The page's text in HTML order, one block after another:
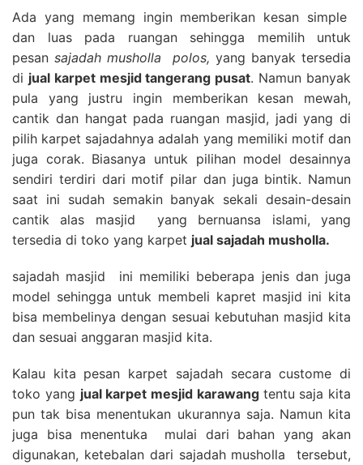
Ada yang memang ingin memberikan kesan simple
dan luas pada ruangan sehingga memilih untuk
pesan sajadah musholla polos, yang banyak tersedia
di jual karpet mesjid tangerang pusat. Namun banyak
pula yang justru ingin memberikan kesan mewah,
cantik dan hangat pada ruangan masjid, jadi yang di
pilih karpet sajadahnya adalah yang memiliki motif dan
juga corak. Biasanya untuk pilihan model desainnya
sendiri terdiri dari motif pilar dan juga bintik. Namun
saat ini sudah semakin banyak sekali desain-desain
cantik alas masjid yang bernuansa islami, yang
tersedia di toko yang karpet jual sajadah musholla.
sajadah masjid ini memiliki beberapa jenis dan juga
model sehingga untuk membeli kapret masjid ini kita
bisa membelinya dengan sesuai kebutuhan masjid kita
dan sesuai anggaran masjid kita.
Kalau kita pesan karpet sajadah secara custome di
toko yang jual karpet mesjid karawang tentu saja kita
pun tak bisa menentukan ukurannya saja. Namun kita
juga bisa menentuka mulai dari bahan yang akan
digunakan, ketebalan dari sajadah musholla tersebut,